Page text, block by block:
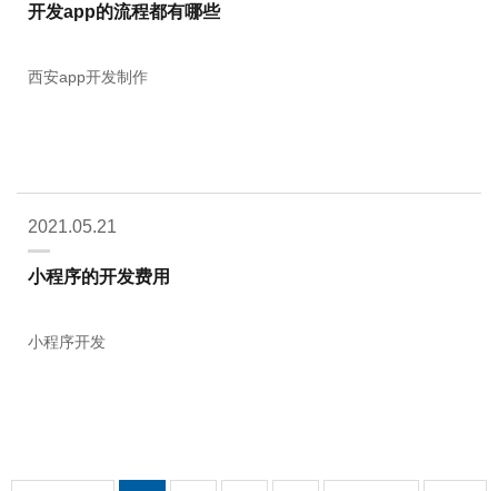
开发app的流程都有哪些
西安app开发制作
2021.05.21
小程序的开发费用
小程序开发